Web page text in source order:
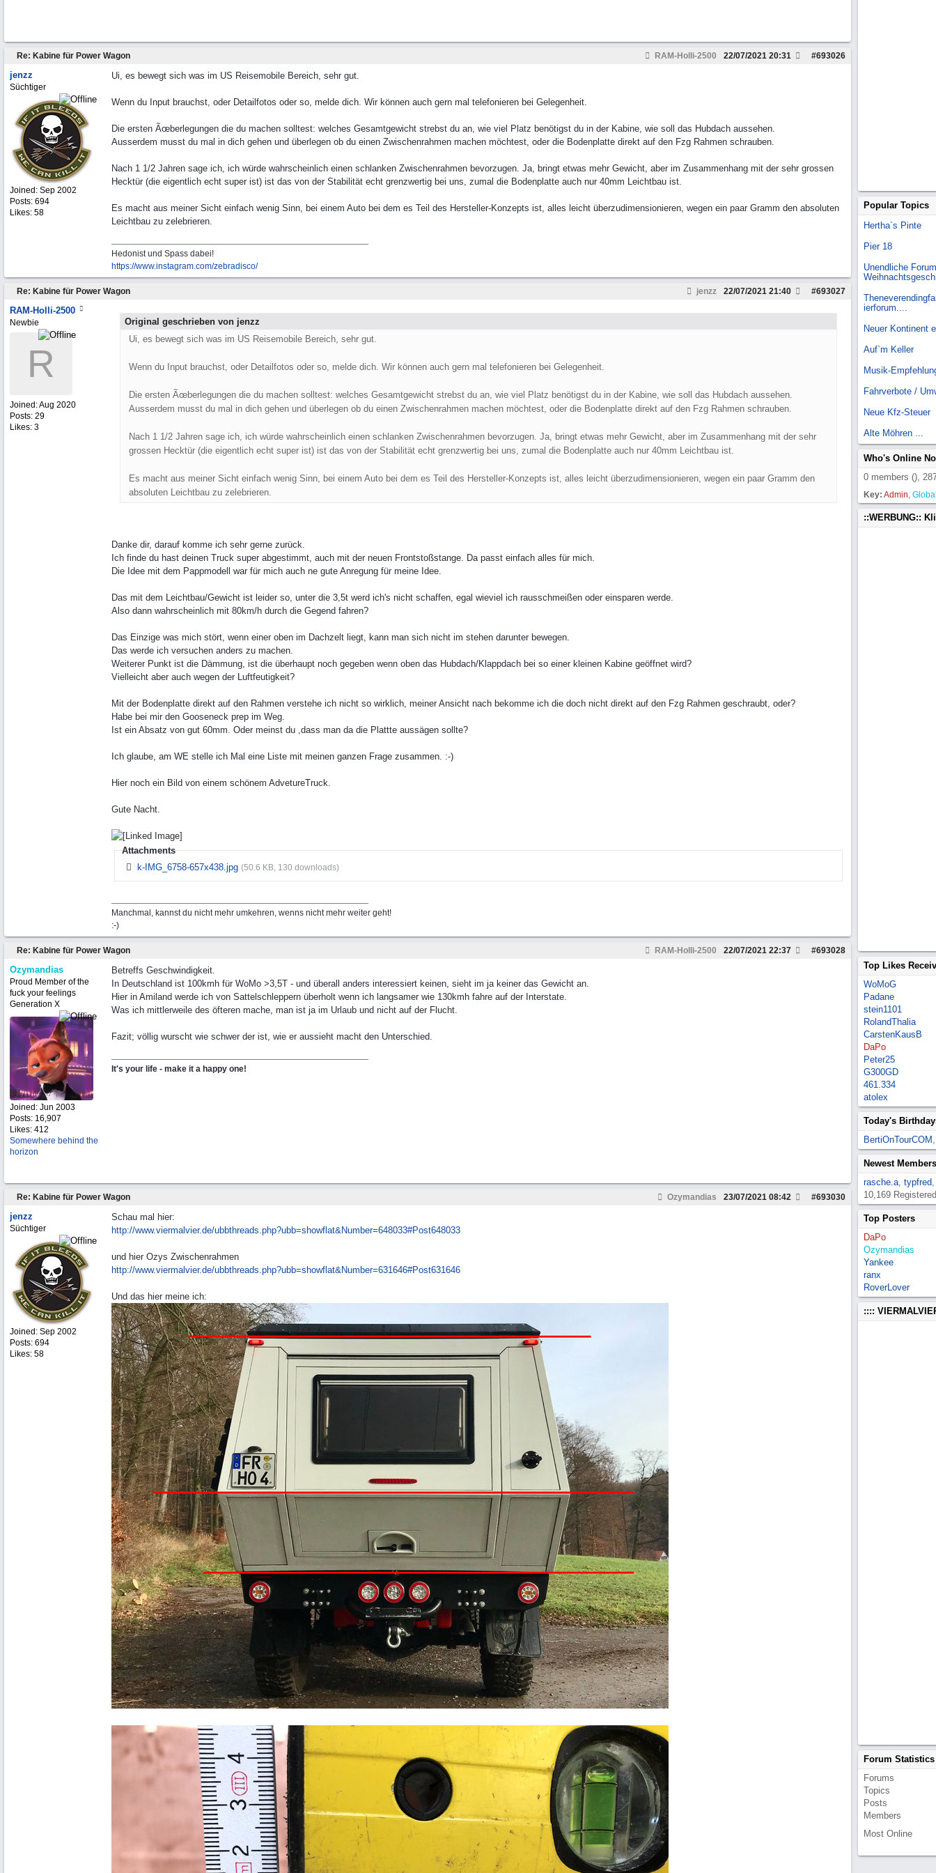
Re: Kabine für Power Wagon RAM-Holli-2500 #693026
22/07/2021 20:31
jenzz
Süchtiger
Joined: Sep 2002
Posts: 694
Likes: 58
Ui, es bewegt sich was im US Reisemobile Bereich, sehr gut.
Wenn du Input brauchst, oder Detailfotos oder so, melde dich. Wir können auch gern mal telefonieren bei Gelegenheit.
Die ersten Ãœberlegungen die du machen solltest: welches Gesamtgewicht strebst du an, wie viel Platz benötigst du in der Kabine, wie soll das Hubdach aussehen.
Ausserdem musst du mal in dich gehen und überlegen ob du einen Zwischenrahmen machen möchtest, oder die Bodenplatte direkt auf den Fzg Rahmen schrauben.
Nach 1 1/2 Jahren sage ich, ich würde wahrscheinlich einen schlanken Zwischenrahmen bevorzugen. Ja, bringt etwas mehr Gewicht, aber im Zusammenhang mit der sehr grossen
Hecktür (die eigentlich echt super ist) ist das von der Stabilität echt grenzwertig bei uns, zumal die Bodenplatte auch nur 40mm Leichtbau ist.
Es macht aus meiner Sicht einfach wenig Sinn, bei einem Auto bei dem es Teil des Hersteller-Konzepts ist, alles leicht überzudimensionieren, wegen ein paar Gramm den absoluten
Leichtbau zu zelebrieren.
Hedonist und Spass dabei!
https://www.instagram.com/zebradisco/
Re: Kabine für Power Wagon jenzz #693027
22/07/2021 21:40
RAM-Holli-2500
Newbie
R
Joined:Aug 2020
Posts: 29
Likes: 3
Original geschrieben von jenzz
Ui, es bewegt sich was im US Reisemobile Bereich, sehr gut.
Wenn du Input brauchst, oder Detailfotos oder so, melde dich. Wir können auch gern mal telefonieren bei Gelegenheit.
Die ersten Ãœberlegungen die du machen solltest: welches Gesamtgewicht strebst du an, wie viel Platz benötigst du in der Kabine, wie soll das Hubdach aussehen.
Ausserdem musst du mal in dich gehen und überlegen ob du einen Zwischenrahmen machen möchtest, oder die Bodenplatte direkt auf den Fzg Rahmen schrauben.
Nach 1 1/2 Jahren sage ich, ich würde wahrscheinlich einen schlanken Zwischenrahmen bevorzugen. Ja, bringt etwas mehr Gewicht, aber im Zusammenhang mit der sehr
grossen Hecktür (die eigentlich echt super ist) ist das von der Stabilität echt grenzwertig bei uns, zumal die Bodenplatte auch nur 40mm Leichtbau ist.
Es macht aus meiner Sicht einfach wenig Sinn, bei einem Auto bei dem es Teil des Hersteller-Konzepts ist, alles leicht überzudimensionieren, wegen ein paar Gramm den
absoluten Leichtbau zu zelebrieren.
Danke dir, darauf komme ich sehr gerne zurück.
Ich finde du hast deinen Truck super abgestimmt, auch mit der neuen Frontstoßstange. Da passt einfach alles für mich.
Die Idee mit dem Pappmodell war für mich auch ne gute Anregung für meine Idee.
Das mit dem Leichtbau/Gewicht ist leider so, unter die 3,5t werd ich's nicht schaffen, egal wieviel ich rausschmeißen oder einsparen werde.
Also dann wahrscheinlich mit 80km/h durch die Gegend fahren?
Das Einzige was mich stört, wenn einer oben im Dachzelt liegt, kann man sich nicht im stehen darunter bewegen.
Das werde ich versuchen anders zu machen.
Weiterer Punkt ist die Dämmung, ist die überhaupt noch gegeben wenn oben das Hubdach/Klappdach bei so einer kleinen Kabine geöffnet wird?
Vielleicht aber auch wegen der Luftfeutigkeit?
Mit der Bodenplatte direkt auf den Rahmen verstehe ich nicht so wirklich, meiner Ansicht nach bekomme ich die doch nicht direkt auf den Fzg Rahmen geschraubt, oder?
Habe bei mir den Gooseneck prep im Weg.
Ist ein Absatz von gut 60mm. Oder meinst du ,dass man da die Plattte aussägen sollte?
Ich glaube, am WE stelle ich Mal eine Liste mit meinen ganzen Frage zusammen. :-)
Hier noch ein Bild von einem schönem AdvetureTruck.
Gute Nacht.
Attachments
k-IMG_6758-657x438.jpg (50.6 KB, 130 downloads)
Manchmal, kannst du nicht mehr umkehren, wenns nicht mehr weiter geht!
:-)
Re: Kabine für Power Wagon RAM-Holli-2500 #693028
22/07/2021 22:37
Ozymandias
Proud Member of the
fuck your feelings
Generation X
Joined: Jun 2003
Posts: 16,907
Likes: 412
Somewhere behind the
horizon
Betreffs Geschwindigkeit.
In Deutschland ist 100kmh für WoMo >3,5T - und überall anders interessiert keinen, sieht im ja keiner das Gewicht an.
Hier in Amiland werde ich von Sattelschleppern überholt wenn ich langsamer wie 130kmh fahre auf der Interstate.
Was ich mittlerweile des öfteren mache, man ist ja im Urlaub und nicht auf der Flucht.
Fazit; völlig wurscht wie schwer der ist, wie er aussieht macht den Unterschied.
It's your life - make it a happy one!
Re: Kabine für Power Wagon Ozymandias #693030
23/07/2021 08:42
jenzz
Süchtiger
Joined: Sep 2002
Posts: 694
Likes: 58
Schau mal hier:
http://www.viermalvier.de/ubbthreads.php?ubb=showflat&Number=648033#Post648033
und hier Ozys Zwischenrahmen
http://www.viermalvier.de/ubbthreads.php?ubb=showflat&Number=631646#Post631646
Und das hier meine ich:
Popular Topics
Hertha`s Pinte
Pier 18
Unendliche
ierforum....
Neuer Kontinent
Auf`m Keller
Musik-
Fahrverbote /
Neue Kfz-Steuer
Alte Möhren ...
Who's Online
0 members (),
Key: Admin,
::WERBUNG::
Top Likes
WoMoG
Padane
stein1101
RolandThalia
CarstenKausB
DaPo
Peter25
G300GD
461.334
atolex
Today's
BertiOnTourCOM
Newest Members
rasche.a, typfred
10,169
Top Posters
DaPo
Ozymandias
Yankee
ranx
RoverLover
::::
Forum Statistics
Forums
Topics
Posts
Members
Most Online